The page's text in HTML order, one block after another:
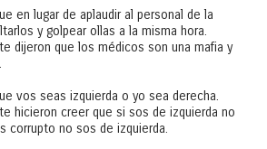
en lugar de aplaudir al personal de la
y golpear ollas a la misma hora.
dijeron que los médicos son una mafia y
vos seas izquierda o yo sea derecha.
hicieron creer que si sos de izquierda no
corrupto no sos de izquierda.